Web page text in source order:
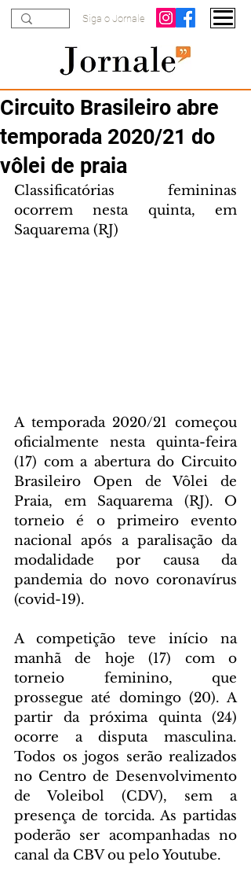
Siga o Jornale
Circuito Brasileiro abre
temporada 2020/21 do
vôlei de praia
Classificatórias femininas
ocorrem nesta quinta, em
Saquarema (RJ)
A temporada 2020/21 começou
oficialmente nesta quinta-feira
(17) com a abertura do Circuito
Brasileiro Open de Vôlei de
Praia, em Saquarema (RJ). O
torneio é o primeiro evento
nacional após a paralisação da
modalidade por causa da
pandemia do novo coronavírus
(covid-19).
A competição teve início na
manhã de hoje (17) com o
torneio feminino, que
prossegue até domingo (20). A
partir da próxima quinta (24)
ocorre a disputa masculina.
Todos os jogos serão realizados
no Centro de Desenvolvimento
de Voleibol (CDV), sem a
presença de torcida. As partidas
poderão ser acompanhadas no
canal da CBV ou pelo Youtube.